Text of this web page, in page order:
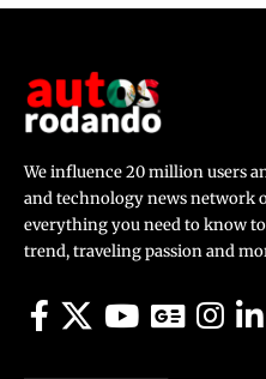
We influence 20 million users
and technology news network
everything you need to know
trend, traveling passion and